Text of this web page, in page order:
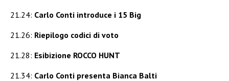
21.24: Carlo Conti introduce i 15 Big
21.26: Riepilogo codici di voto
21.28: Esibizione ROCCO HUNT
21.34: Carlo Conti presenta Bianca Balti